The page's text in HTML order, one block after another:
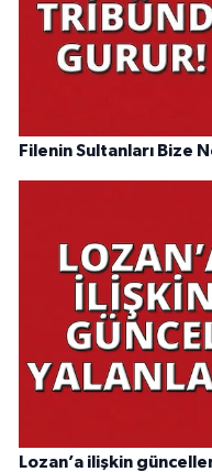
Filenin Sultanları Bize
Lozan’a ilişkin